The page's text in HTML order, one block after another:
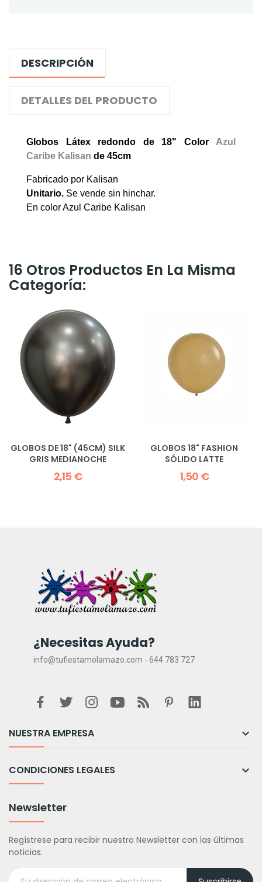
DESCRIPCIÓN
DETALLES DEL PRODUCTO
Globos Látex redondo de 18" Color
Azul
Caribe Kalisan de 45cm
Fabricado por Kalisan
Unitario. Se vende sin hinchar.
En color Azul Caribe Kalisan
16 Otros Productos En La Misma
Categoría:
GLOBOS DE 18" (45CM) SILK
GRIS MEDIANOCHE
2,15 €
GLOBOS 18" FASHION
SÓLIDO LATTE
1,50 €
¿Necesitas Ayuda?
info@tufiestamolamazo.com - 644 783 727
NUESTRA EMPRESA 
CONDICIONES LEGALES 
Newsletter
Regístrese para recibir nuestro Newsletter con las últimas
noticias.